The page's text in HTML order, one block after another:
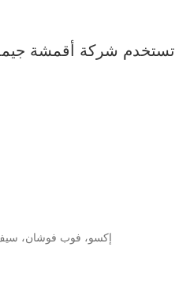
تستخدم شركة أقمشة
إكسو، فوب فوشان،